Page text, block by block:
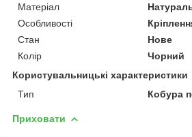
Матеріал
Особливості
Стан
Нове
Колір
Чорний
Користувальницькі характеристики
Тип
Кобура
Приховати